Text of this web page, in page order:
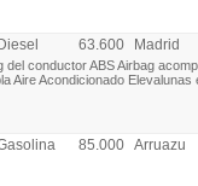
Diesel 63.600 Madrid
conductor ABS Airbag
Aire Acondicionado
85.000 Arruazu